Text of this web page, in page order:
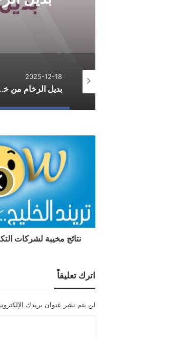
2025-12-18
بديل الرخام من خط
نتائج مخيبة لشركات
اترك تعليقاً
لن يتم نشر عنوان بريدك